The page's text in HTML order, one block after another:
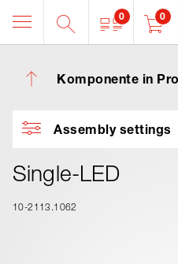
0 0
Komponente in
Assembly settings
Single-LED
10-2113.1062